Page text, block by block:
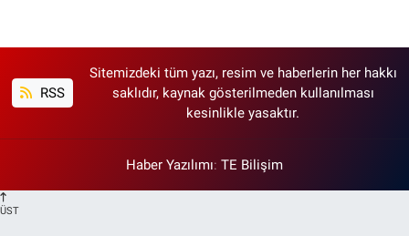
RSS
Sitemizdeki tüm yazı, resim ve haberlerin her hakkı
saklıdır, kaynak gösterilmeden kullanılması
kesinlikle yasaktır.
Haber Yazılımı: TE Bilişim
ÜST